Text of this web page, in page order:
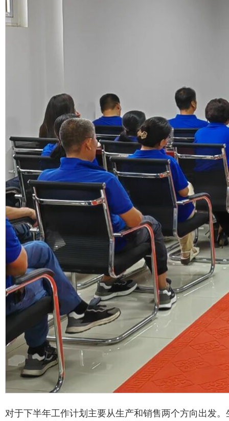
对于下半年工作计划主要从生产和销售两个方向出发